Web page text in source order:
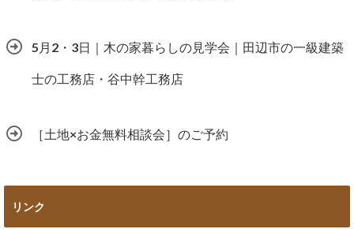
5月2・3日｜木の家暮らしの見学会｜田辺市の一級建築
士の工務店・谷中幹工務店
［土地×お金無料相談会］のご予約
リンク